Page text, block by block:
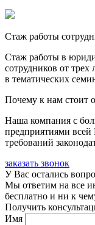
Стаж работы
Стаж работы в
сотрудников от
в тематических
Почему к нам стоит
Наша компания с
предприятиями всей
требований
заказать звонок
У Вас остались
Мы ответим на все
бесплатно и ни к
Получить
Имя